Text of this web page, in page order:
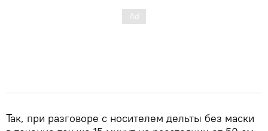
Так, при разговоре с носителем дельты без маски